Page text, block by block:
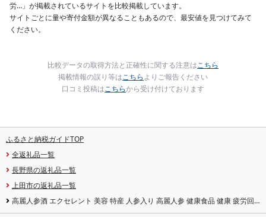
労…」が掲載されているサイトを比較掲載しています。
サイトごとに量や寄付金額が異なることもあるので、最安値を見つけてみて
ください。
比較データの取得方法と正確性に関する注意はこちら
掲載情報の誤り等はこちらよりご報告ください
口コミ投稿はこちらから受け付けております
ふるさと納税ガイドTOP
全返礼品一覧
長野県の返礼品一覧
上田市の返礼品一覧
高麗人参酒 エクセレント 美容 特産 人参入り 高麗人参 健康食品 健康 疲労回